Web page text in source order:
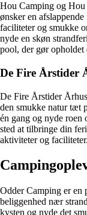
Hou Camping og Hou
ønsker en
faciliteter og smukke
nyde en skøn
pool, der gør opholdet
De Fire Årstider
De Fire Årstider
den smukke natur tæt
én gang og nyde roen
sted at tilbringe din
aktiviteter og faciliteter.
Odder Camping er en
beliggenhed nær
kysten og nyde det